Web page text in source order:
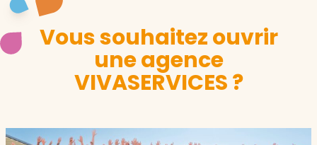
Vous souhaitez ouvrir
une agence
VIVASERVICES ?